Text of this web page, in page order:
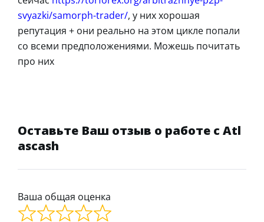
svyazki/samorph-trader/, у них хорошая
репутация + они реально на этом цикле попали
со всеми предположениями. Можешь почитать
про них
Оставьте Ваш отзыв о работе с Atl
ascash
Ваша общая оценка